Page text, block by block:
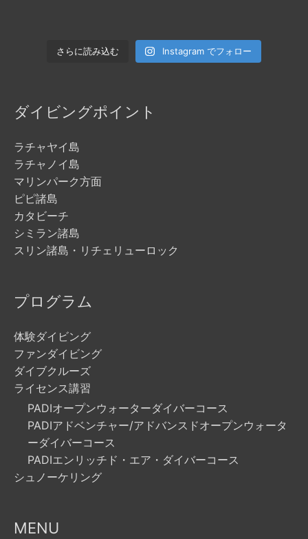
さらに読み込む Instagram でフォロー
ダイビングポイント
ラチャヤイ島
ラチャノイ島
マリンパーク方面
ピピ諸島
カタビーチ
シミラン諸島
スリン諸島・リチェリューロック
プログラム
体験ダイビング
ファンダイビング
ダイブクルーズ
ライセンス講習
PADIオープンウォーターダイバーコース
PADIアドベンチャー/アドバンスドオープンウォータ
ーダイバーコース
PADIエンリッチド・エア・ダイバーコース
シュノーケリング
MENU